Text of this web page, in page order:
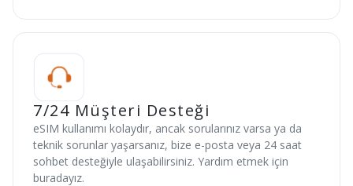
7/24 Müşteri Desteği
eSIM kullanımı kolaydır, ancak sorularınız varsa ya da
teknik sorunlar yaşarsanız, bize e-posta veya 24 saat
sohbet desteğiyle ulaşabilirsiniz. Yardım etmek için
buradayız.